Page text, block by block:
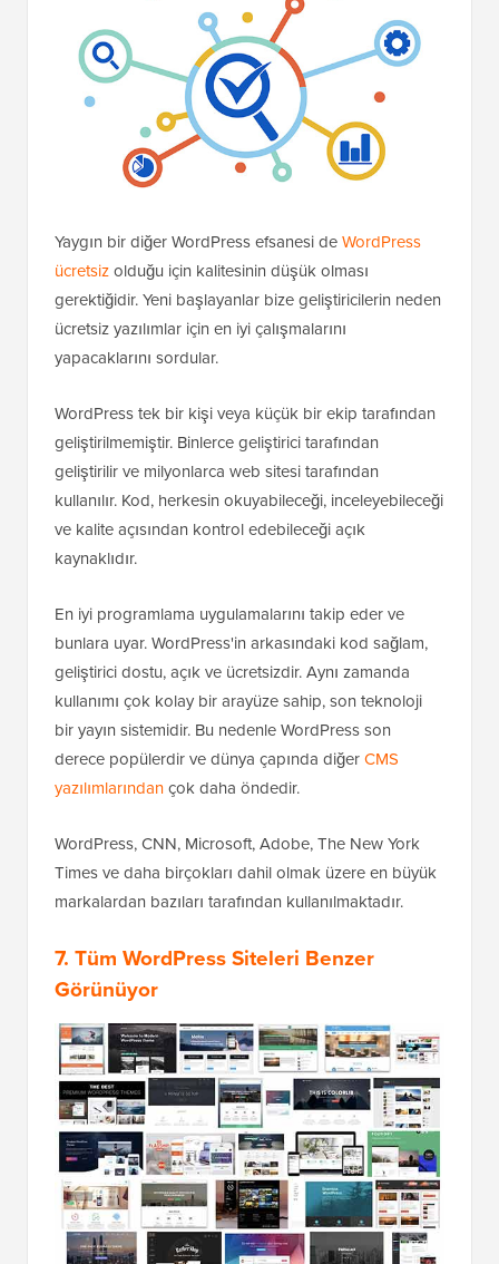
Yaygın bir diğer WordPress efsanesi deWordPress
ücretsizolduğu için kalitesinin düşük olması
gerektiğidir. Yeni başlayanlar bize geliştiricilerin neden
ücretsiz yazılımlar için en iyi çalışmalarını
yapacaklarını sordular.
WordPress tek bir kişi veya küçük bir ekip tarafından
geliştirilmemiştir. Binlerce geliştirici tarafından
geliştirilir ve milyonlarca web sitesi tarafından
kullanılır. Kod, herkesin okuyabileceği, inceleyebileceği
ve kalite açısından kontrol edebileceği açık
kaynaklıdır.
En iyi programlama uygulamalarını takip eder ve
bunlara uyar. WordPress'in arkasındaki kod sağlam,
geliştirici dostu, açık ve ücretsizdir. Aynı zamanda
kullanımı çok kolay bir arayüze sahip, son teknoloji
bir yayın sistemidir. Bu nedenle WordPress son
derece popülerdir ve dünya çapında diğerCMS
yazılımlarındançok daha öndedir.
WordPress, CNN, Microsoft, Adobe, The New York
Times ve daha birçokları dahil olmak üzere en büyük
markalardan bazıları tarafından kullanılmaktadır.
7. Tüm WordPress Siteleri Benzer
Görünüyor